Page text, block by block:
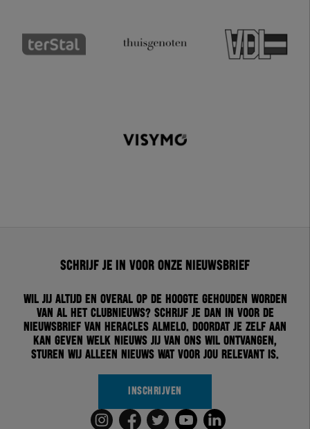
Schrijf je in voor onze nieuwsbrief
Wil jij altijd en overal op de hoogte gehouden worden
van al het clubnieuws? Schrijf je dan in voor de
nieuwsbrief van Heracles Almelo. Doordat je zelf aan
kan geven welk nieuws jij van ons wil ontvangen,
sturen wij alleen nieuws wat voor jou relevant is.
INSCHRIJVEN